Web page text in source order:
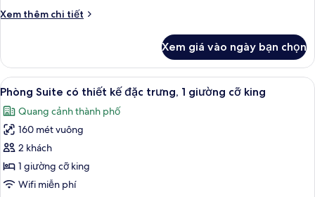
Xem thêm chi tiết
Chi
Phòng
Suite,
góc
(Prestige
Corner)
Xem giá vào ngày bạn chọn
Xem
tất
cả
ảnh
Phòng
Suite
có
Phòng Suite có thiết kế đặc trưng,
29
Phòng Suite có thiết kế đặc trưng, 1 giường cỡ king
Quang cảnh thành phố
160 mét vuông
2 khách
1 giường cỡ king
Wifi miễn phí